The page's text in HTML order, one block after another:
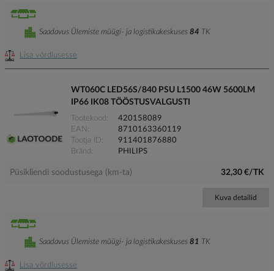
Lisa võrdlusesse
Saadavus Ülemiste müügi- ja logistikakeskuses 84 TK
WT060C LED56S/840 PSU L1500 46W 5600LM
IP66 IK08 TÖÖSTUSVALGUSTI
Tootekood
420158089
EAN
8710163360119
Tootja ID
911401876880
Bränd
PHILIPS
Püsikliendi soodustusega (km-ta) 32,30 €/TK
Kuva detailid
Lisa võrdlusesse
Saadavus Ülemiste müügi- ja logistikakeskuses 81 TK